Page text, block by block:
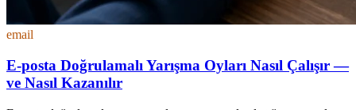
email
E-posta Doğrulamalı Yarışma Oyları Nasıl Çalışır —
ve Nasıl Kazanılır